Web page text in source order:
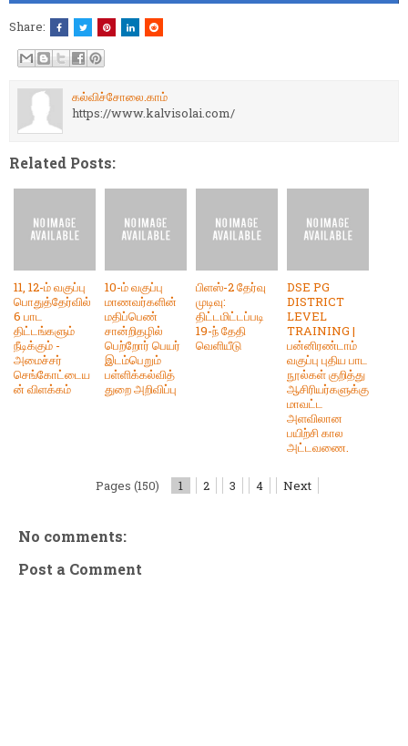
Share:
கல்விச்சோலை.காம்
https://www.kalvisolai.com/
Related Posts:
11, 12-ம் வகுப்பு
பொதுத்தேர்வில்
6 பாட
திட்டங்களும்
நீடிக்கும் -
அமைச்சர்
செங்கோட்டைய
ன் விளக்கம்
10-ம் வகுப்பு
மாணவர்களின்
மதிப்பெண்
சான்றிதழில்
பெற்றோர் பெயர்
இடம்பெறும்
பள்ளிக்கல்வித்
துறை அறிவிப்பு
பிளஸ்-2 தேர்வு
முடிவு:
திட்டமிட்டப்படி
19-ந் தேதி
வெளியீடு
DSE PG
DISTRICT
LEVEL
TRAINING |
பன்னிரண்டாம்
வகுப்பு புதிய பாட
நூல்கள் குறித்து
ஆசிரியர்களுக்கு
மாவட்ட
அளவிலான
பயிற்சி கால
அட்டவணை.
Pages (150) 1 2 3 4 Next
No comments:
Post a Comment